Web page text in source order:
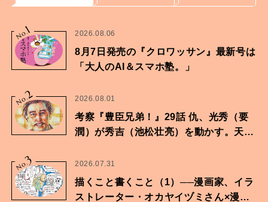
No.
1 2026.08.06
8月7日発売の『クロワッサン』最新号は
「大人のAI＆スマホ塾。」
No.2 2026.08.01
考察『豊臣兄弟！』29話 仇、光秀（要
潤）が秀吉（池松壮亮）を動かす。天下
No.3 2026.07.31
描くこと書くこと（1）──漫画家、イラ
ストレーター・オカヤイヅミさん×漫画